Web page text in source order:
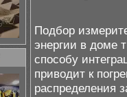
Подбор
энергии в доме
способу
приводит к
распределения